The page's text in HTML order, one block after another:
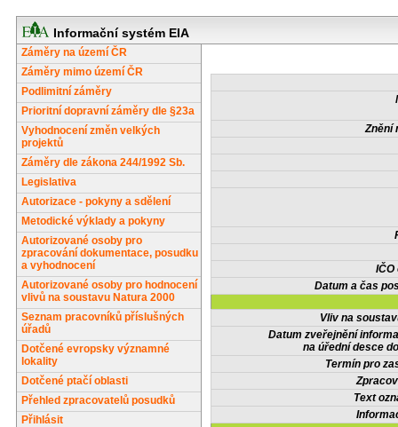
Informační systém EIA
Záměry na území ČR
Záměry mimo území ČR
Podlimitní záměry
Prioritní dopravní záměry dle §23a
Vyhodnocení změn velkých
projektů
Záměry dle zákona 244/1992 Sb.
Legislativa
Autorizace - pokyny a sdělení
Metodické výklady a pokyny
Autorizované osoby pro
zpracování dokumentace, posudku
a vyhodnocení
Autorizované osoby pro hodnocení
vlivů na soustavu Natura 2000
Seznam pracovníků příslušných
úřadů
Dotčené evropsky významné
lokality
Dotčené ptačí oblasti
Přehled zpracovatelů posudků
Přihlásit
Znění
IČO
Datum a čas
Vliv na
Datum zveřejnění
na úřední desce
Termín pro
Text